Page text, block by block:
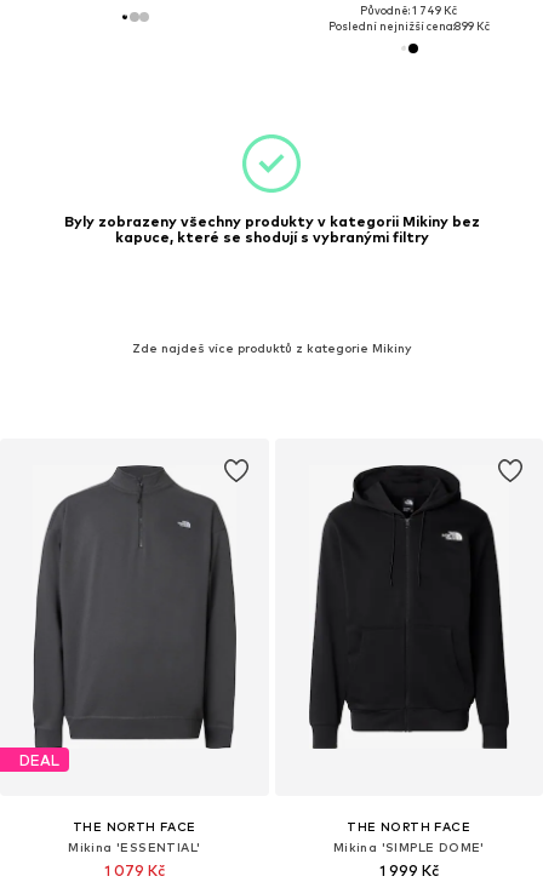
Původně: 1 749 Kč
Poslední nejnižší cena:899 Kč
Byly zobrazeny všechny produkty v kategorii Mikiny bez
kapuce, které se shodují s vybranými filtry
Zde najdeš více produktů z kategorie Mikiny
DEAL
THE NORTH FACE
Mikina 'ESSENTIAL'
1 079 Kč
THE NORTH FACE
Mikina 'SIMPLE DOME'
1 999 Kč